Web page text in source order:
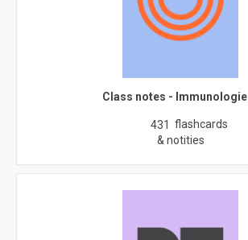
Class notes - Immunologie
431 flashcards
& notities